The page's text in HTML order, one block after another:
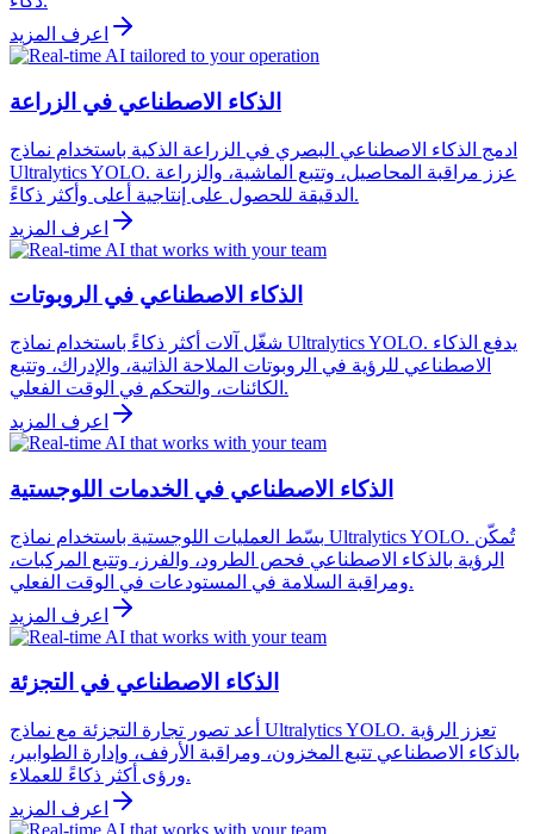
اعرف المزيد
الذكاء الاصطناعي في الزراعة
ادمج الذكاء الاصطناعي البصري في الزراعة الذكية باستخدام نماذج
Ultralytics YOLO. عزز مراقبة المحاصيل، وتتبع الماشية، والزراعة
الدقيقة للحصول على إنتاجية أعلى وأكثر ذكاءً.
اعرف المزيد
الذكاء الاصطناعي في الروبوتات
شغّل آلات أكثر ذكاءً باستخدام نماذج Ultralytics YOLO. يدفع الذكاء
الاصطناعي للرؤية في الروبوتات الملاحة الذاتية، والإدراك، وتتبع
الكائنات، والتحكم في الوقت الفعلي.
اعرف المزيد
الذكاء الاصطناعي في الخدمات اللوجستية
بسّط العمليات اللوجستية باستخدام نماذج Ultralytics YOLO. تُمكّن
الرؤية بالذكاء الاصطناعي فحص الطرود، والفرز، وتتبع المركبات،
ومراقبة السلامة في المستودعات في الوقت الفعلي.
اعرف المزيد
الذكاء الاصطناعي في التجزئة
أعد تصور تجارة التجزئة مع نماذج Ultralytics YOLO. تعزز الرؤية
بالذكاء الاصطناعي تتبع المخزون، ومراقبة الأرفف، وإدارة الطوابير،
ورؤى أكثر ذكاءً للعملاء.
اعرف المزيد